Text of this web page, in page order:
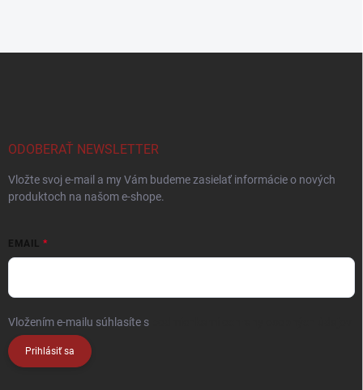
ODOBERAŤ NEWSLETTER
Vložte svoj e-mail a my Vám budeme zasielať informácie o nových
produktoch na našom e-shope.
EMAIL
Vložením e-mailu súhlasíte s
Prihlásiť sa